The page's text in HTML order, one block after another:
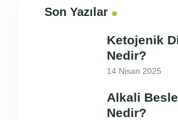
Son Yazılar
Ketojenik
Nedir?
14 Nisan 2025
Alkali
Nedir?